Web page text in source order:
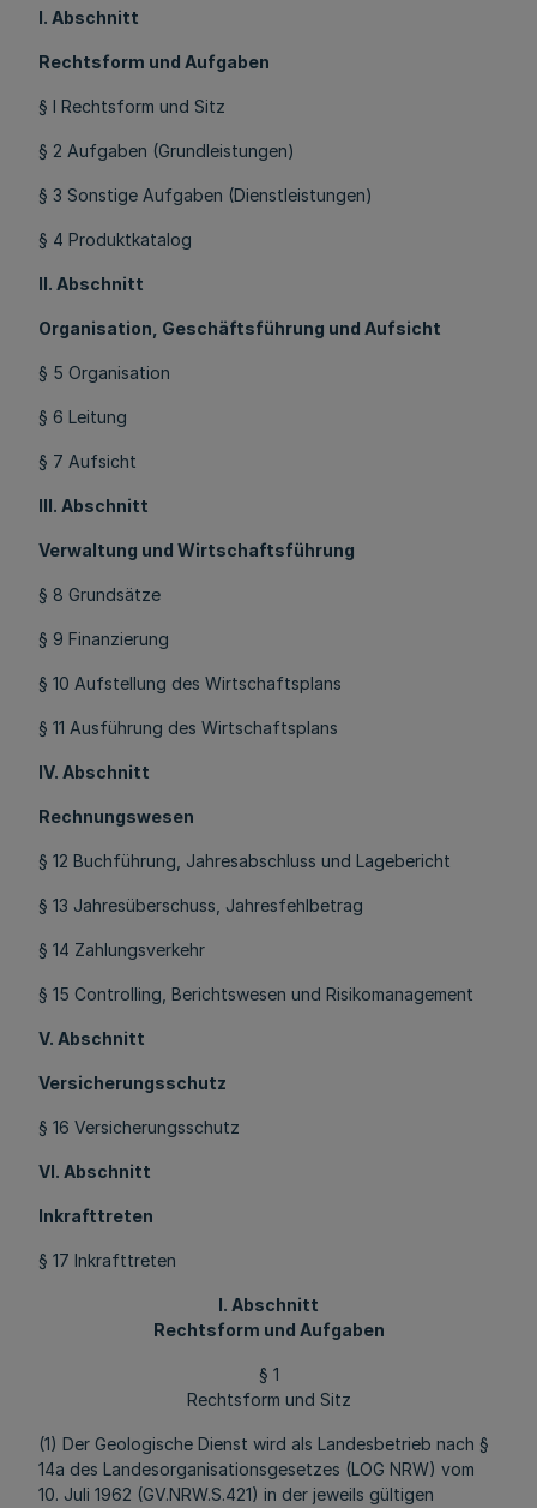
I. Abschnitt
Rechtsform und Aufgaben
§ l Rechtsform und Sitz
§ 2 Aufgaben (Grundleistungen)
§ 3 Sonstige Aufgaben (Dienstleistungen)
§ 4 Produktkatalog
II. Abschnitt
Organisation, Geschäftsführung und Aufsicht
§ 5 Organisation
§ 6 Leitung
§ 7 Aufsicht
III. Abschnitt
Verwaltung und Wirtschaftsführung
§ 8 Grundsätze
§ 9 Finanzierung
§ 10 Aufstellung des Wirtschaftsplans
§ 11 Ausführung des Wirtschaftsplans
IV. Abschnitt
Rechnungswesen
§ 12 Buchführung, Jahresabschluss und Lagebericht
§ 13 Jahresüberschuss, Jahresfehlbetrag
§ 14 Zahlungsverkehr
§ 15 Controlling, Berichtswesen und Risikomanagement
V. Abschnitt
Versicherungsschutz
§ 16 Versicherungsschutz
VI. Abschnitt
Inkrafttreten
§ 17 Inkrafttreten
I. Abschnitt
Rechtsform und Aufgaben
§ 1
Rechtsform und Sitz
(1) Der Geologische Dienst wird als Landesbetrieb nach §
14a des Landesorganisationsgesetzes (LOG NRW) vom
10. Juli 1962 (GV.NRW.S.421) in der jeweils gültigen